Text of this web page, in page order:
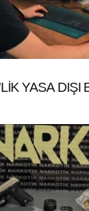
YASA DIŞI